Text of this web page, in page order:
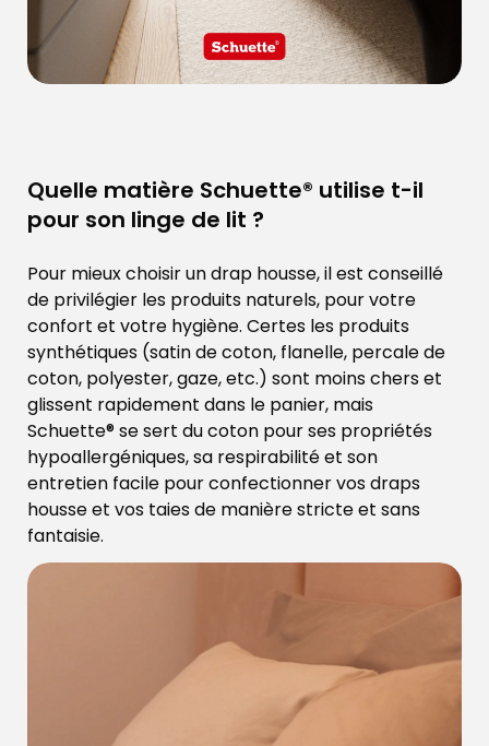
Quelle matière Schuette® utilise t-il
pour son linge de lit ?
Pour mieux choisir un drap housse, il est conseillé
de privilégier les produits naturels, pour votre
confort et votre hygiène. Certes les produits
synthétiques (satin de coton, flanelle, percale de
coton, polyester, gaze, etc.) sont moins chers et
glissent rapidement dans le panier, mais
Schuette® se sert du coton pour ses propriétés
hypoallergéniques, sa respirabilité et son
entretien facile pour confectionner vos draps
housse et vos taies de manière stricte et sans
fantaisie.